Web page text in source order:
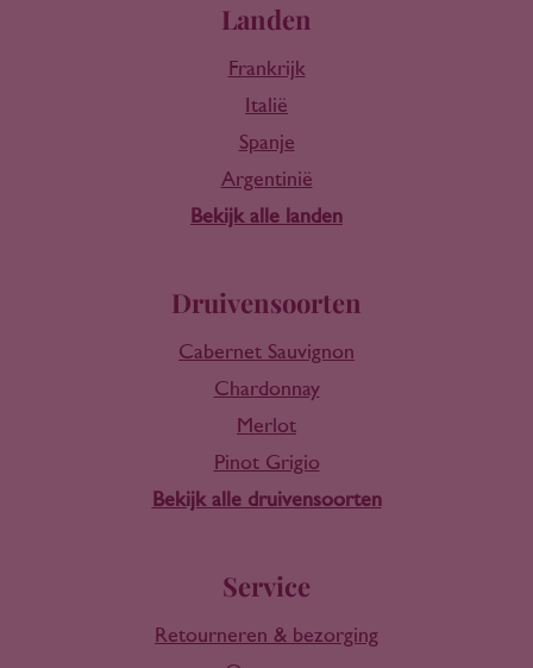
Landen
Frankrijk
Italië
Spanje
Argentinië
Bekijk alle landen
Druivensoorten
Cabernet Sauvignon
Chardonnay
Merlot
Pinot Grigio
Bekijk alle druivensoorten
Service
Retourneren & bezorging